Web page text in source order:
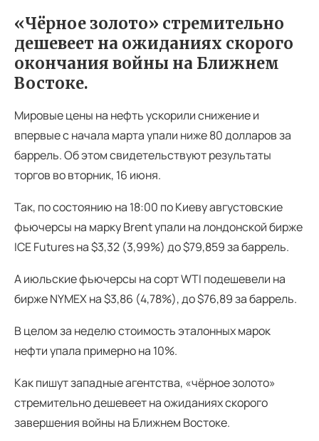
«Чёрное золото» стремительно
дешевеет на ожиданиях скорого
окончания войны на Ближнем
Востоке.
Мировые цены на нефть ускорили снижение и
впервые с начала марта упали ниже 80 долларов за
баррель. Об этом свидетельствуют результаты
торгов во вторник, 16 июня.
Так, по состоянию на 18:00 по Киеву августовские
фьючерсы на марку Brent упали на лондонской бирже
ICE Futures на $3,32 (3,99%) до $79,859 за баррель.
А июльские фьючерсы на сорт WTI подешевели на
бирже NYMEX на $3,86 (4,78%), до $76,89 за баррель.
В целом за неделю стоимость эталонных марок
нефти упала примерно на 10%.
Как пишут западные агентства, «чёрное золото»
стремительно дешевеет на ожиданиях скорого
завершения войны на Ближнем Востоке.